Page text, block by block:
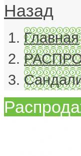
Назад
Главная